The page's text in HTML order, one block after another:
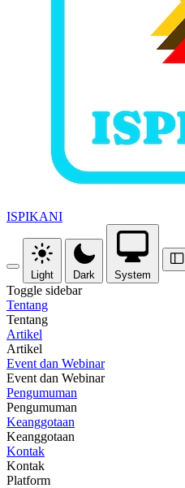
ISPIKANI
Light Dark System
Toggle sidebar
Tentang
Tentang
Artikel
Artikel
Event dan Webinar
Event dan Webinar
Pengumuman
Pengumuman
Keanggotaan
Keanggotaan
Kontak
Kontak
Platform